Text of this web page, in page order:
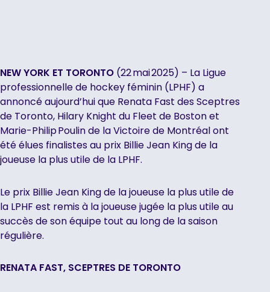
NEW YORK ET TORONTO (22 mai 2025) – La Ligue
professionnelle de hockey féminin (LPHF) a
annoncé aujourd’hui que Renata Fast des Sceptres
de Toronto, Hilary Knight du Fleet de Boston et
Marie-Philip Poulin de la Victoire de Montréal ont
été élues finalistes au prix Billie Jean King de la
joueuse la plus utile de la LPHF.
Le prix Billie Jean King de la joueuse la plus utile de
la LPHF est remis à la joueuse jugée la plus utile au
succès de son équipe tout au long de la saison
régulière.
RENATA FAST, SCEPTRES DE TORONTO